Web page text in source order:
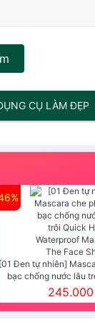
CỤ LÀM ĐẸP
[01 Đen tự nhiên]
bạc chống nước lâu
Waterproof Mascara